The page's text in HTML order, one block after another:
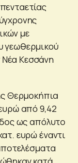
με
γεωθερμικού
Κεσσάνη
Θερμοκήπια
από 9,42
ως απόλυτο
ευρώ έναντι